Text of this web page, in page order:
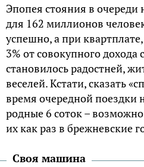
Эпопея стояния в очереди
для 162 миллионов
успешно, а при
3% от совокупного дохода
становилось радостней,
веселей. Кстати, сказать
время очередной
родные 6 соток –
их как раз в брежневские
Своя машина